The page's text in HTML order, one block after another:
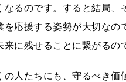
るのです。すると結局
を応援する姿勢が大切な
に残せることに繋がるの
の人たちにも、守るべき